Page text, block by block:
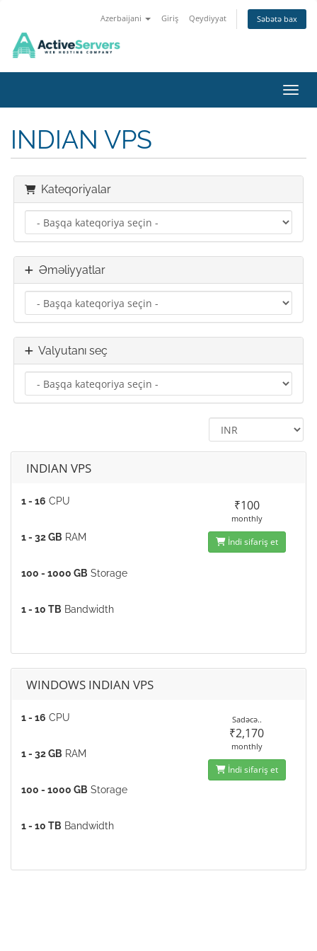
Azerbaijani Giriş Qeydiyyat Səbətə bax
INDIAN VPS
Kateqoriyalar
Əməliyyatlar
Valyutanı seç
INDIAN VPS
1 - 16 CPU
1 - 32 GB RAM
100 - 1000 GB Storage
1 - 10 TB Bandwidth
₹100
monthly
İndi sifariş et
WINDOWS INDIAN VPS
1 - 16 CPU
1 - 32 GB RAM
100 - 1000 GB Storage
1 - 10 TB Bandwidth
Sadəcə..
₹2,170
monthly
İndi sifariş et